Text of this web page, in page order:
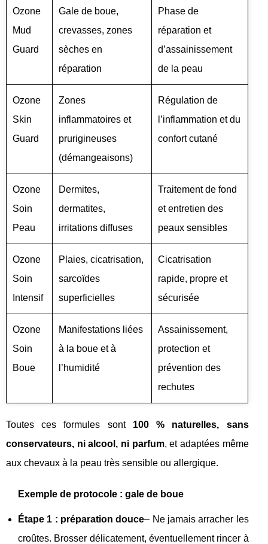
Ozone
Mud
Guard
Gale de boue,
crevasses, zones
sèches en
réparation
Phase de
réparation et
d’assainissement
de la peau
Ozone
Skin
Guard
Zones
inflammatoires et
prurigineuses
(démangeaisons)
Régulation de
l’inflammation et du
confort cutané
Ozone
Soin
Peau
Dermites,
dermatites,
irritations diffuses
Traitement de fond
et entretien des
peaux sensibles
Ozone
Soin
Intensif
Plaies, cicatrisation,
sarcoïdes
superficielles
Cicatrisation
rapide, propre et
sécurisée
Ozone
Soin
Boue
Manifestations liées
à la boue et à
l’humidité
Assainissement,
protection et
prévention des
rechutes
Toutes ces formules sont 100 % naturelles, sans
conservateurs, ni alcool, ni parfum, et adaptées même
aux chevaux à la peau très sensible ou allergique.
Exemple de protocole : gale de boue
Étape 1 : préparation douce– Ne jamais arracher les
croûtes. Brosser délicatement, éventuellement rincer à